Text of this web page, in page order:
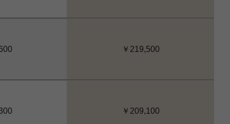
￥219,500
￥209,100